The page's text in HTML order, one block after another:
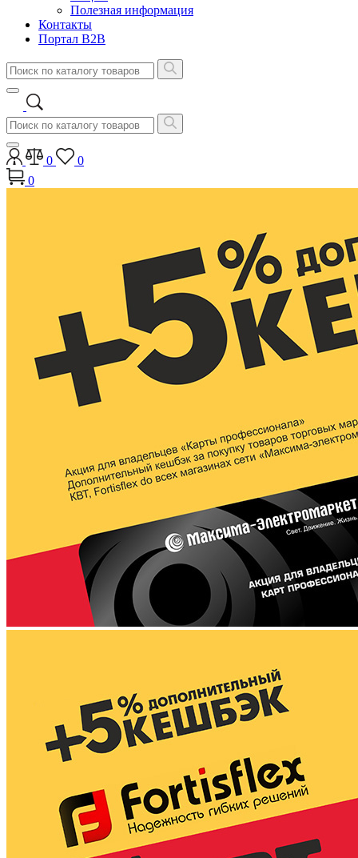
Полезная информация
Контакты
Портал B2B
0
0
0